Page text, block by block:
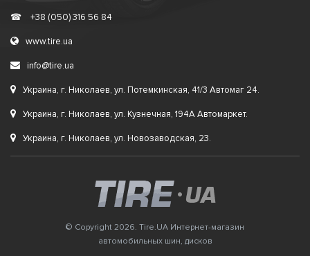
☎ +38 (050) 316 56 84
www.tire.ua
info@tire.ua
Украина, г. Николаев, ул. Потемкинская, 41/3 Автомаг 24.
Украина, г. Николаев, ул. Кузнечная, 194А Автомаркет.
Украина, г. Николаев, ул. Новозаводская, 23.
© Copyright 2026. Tire.UA Интернет-магазин
автомобильных шин, дисков